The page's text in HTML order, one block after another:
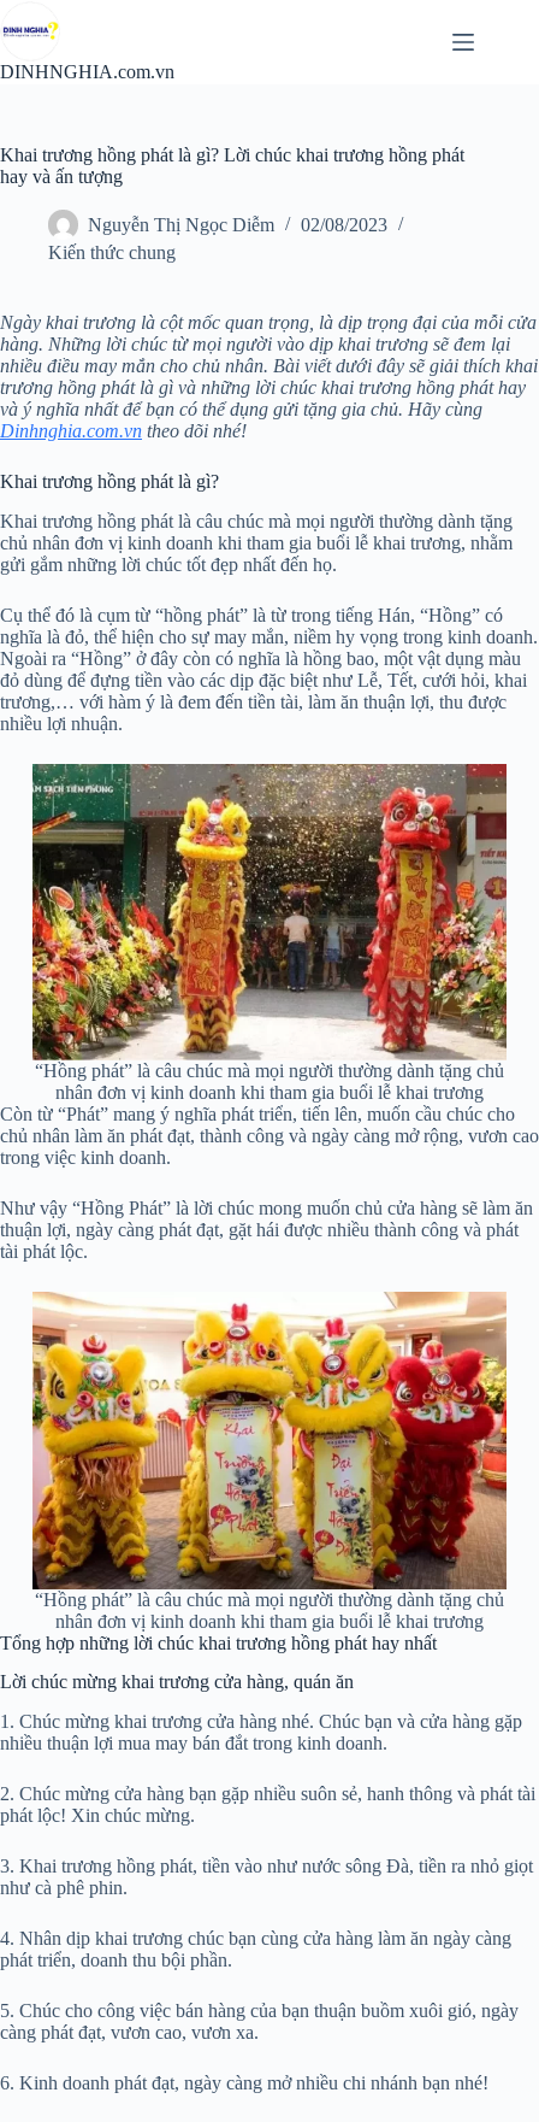
đến
nội
DINHNGHIA.com.vn
Khai trương hồng phát là gì? Lời chúc khai trương hồng phát
hay và ấn tượng
Nguyễn Thị Ngọc Diễm
02/08/2023
Kiến thức chung
Ngày khai trương là cột mốc quan trọng, là dịp trọng đại của mỗi cửa
hàng. Những lời chúc từ mọi người vào dịp khai trương sẽ đem lại
nhiều điều may mắn cho chủ nhân. Bài viết dưới đây sẽ giải thích khai
trương hồng phát là gì và những lời chúc khai trương hồng phát hay
và ý nghĩa nhất để bạn có thể dụng gửi tặng gia chủ. Hãy cùng
Dinhnghia.com.vn theo dõi nhé!
Khai trương hồng phát là gì?
Khai trương hồng phát là câu chúc mà mọi người thường dành tặng
chủ nhân đơn vị kinh doanh khi tham gia buổi lễ khai trương, nhằm
gửi gắm những lời chúc tốt đẹp nhất đến họ.
Cụ thể đó là cụm từ “hồng phát” là từ trong tiếng Hán, “Hồng” có
nghĩa là đỏ, thể hiện cho sự may mắn, niềm hy vọng trong kinh doanh.
Ngoài ra “Hồng” ở đây còn có nghĩa là hồng bao, một vật dụng màu
đỏ dùng để đựng tiền vào các dịp đặc biệt như Lễ, Tết, cưới hỏi, khai
trương,… với hàm ý là đem đến tiền tài, làm ăn thuận lợi, thu được
nhiều lợi nhuận.
“Hồng phát” là câu chúc mà mọi người thường dành tặng chủ
nhân đơn vị kinh doanh khi tham gia buổi lễ khai trương
Còn từ “Phát” mang ý nghĩa phát triển, tiến lên, muốn cầu chúc cho
chủ nhân làm ăn phát đạt, thành công và ngày càng mở rộng, vươn cao
trong việc kinh doanh.
Như vậy “Hồng Phát” là lời chúc mong muốn chủ cửa hàng sẽ làm ăn
thuận lợi, ngày càng phát đạt, gặt hái được nhiều thành công và phát
tài phát lộc.
“Hồng phát” là câu chúc mà mọi người thường dành tặng chủ
nhân đơn vị kinh doanh khi tham gia buổi lễ khai trương
Tổng hợp những lời chúc khai trương hồng phát hay nhất
Lời chúc mừng khai trương cửa hàng, quán ăn
1. Chúc mừng khai trương cửa hàng nhé. Chúc bạn và cửa hàng gặp
nhiều thuận lợi mua may bán đắt trong kinh doanh.
2. Chúc mừng cửa hàng bạn gặp nhiều suôn sẻ, hanh thông và phát tài
phát lộc! Xin chúc mừng.
3. Khai trương hồng phát, tiền vào như nước sông Đà, tiền ra nhỏ giọt
như cà phê phin.
4. Nhân dịp khai trương chúc bạn cùng cửa hàng làm ăn ngày càng
phát triển, doanh thu bội phần.
5. Chúc cho công việc bán hàng của bạn thuận buồm xuôi gió, ngày
càng phát đạt, vươn cao, vươn xa.
6. Kinh doanh phát đạt, ngày càng mở nhiều chi nhánh bạn nhé!